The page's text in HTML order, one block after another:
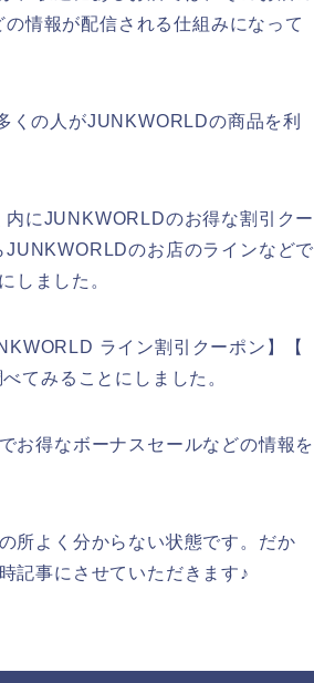
情報が配信される仕組みになって
の人がJUNKWORLDの商品を利
にJUNKWORLDのお得な割引クー
のお店のラインなどで
しました。
ライン割引クーポン】【
てみることにしました。
お得なボーナスセールなどの情報を
所よく分からない状態です。だか
記事にさせていただきます♪